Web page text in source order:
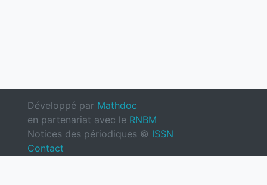
Développé par Mathdoc
en partenariat avec le RNBM
Notices des périodiques © ISSN
Contact